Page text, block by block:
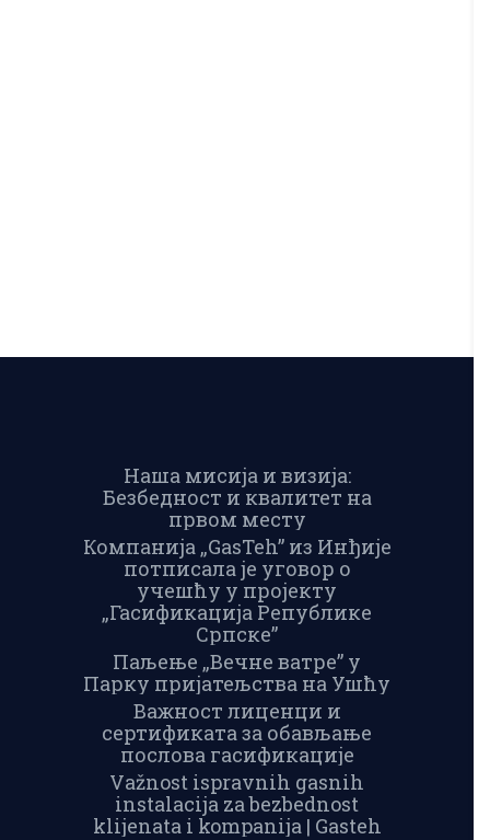
Наша мисија и визија:
Безбедност и квалитет на
првом месту
Компанија „GasTeh” из Инђије
потписала је уговор о
учешћу у пројекту
„Гасификација Републике
Српске”
Паљење „Вечне ватре” у
Парку пријатељства на Ушћу
Важност лиценци и
сертификата за обављање
послова гасификације
Važnost ispravnih gasnih
instalacija za bezbednost
klijenata i kompanija | Gasteh